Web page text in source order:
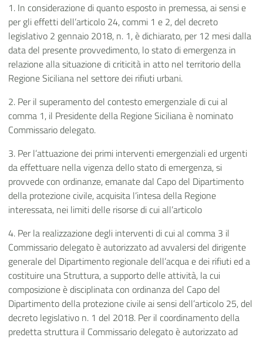
1. In considerazione di quanto esposto in premessa, ai sensi e
per gli effetti dell’articolo 24, commi 1 e 2, del decreto
legislativo 2 gennaio 2018, n. 1, è dichiarato, per 12 mesi dalla
data del presente provvedimento, lo stato di emergenza in
relazione alla situazione di criticità in atto nel territorio della
Regione Siciliana nel settore dei rifiuti urbani.
2. Per il superamento del contesto emergenziale di cui al
comma 1, il Presidente della Regione Siciliana è nominato
Commissario delegato.
3. Per l’attuazione dei primi interventi emergenziali ed urgenti
da effettuare nella vigenza dello stato di emergenza, si
provvede con ordinanze, emanate dal Capo del Dipartimento
della protezione civile, acquisita l’intesa della Regione
interessata, nei limiti delle risorse di cui all’articolo
4. Per la realizzazione degli interventi di cui al comma 3 il
Commissario delegato è autorizzato ad avvalersi del dirigente
generale del Dipartimento regionale dell’acqua e dei rifiuti ed a
costituire una Struttura, a supporto delle attività, la cui
composizione è disciplinata con ordinanza del Capo del
Dipartimento della protezione civile ai sensi dell’articolo 25, del
decreto legislativo n. 1 del 2018. Per il coordinamento della
predetta struttura il Commissario delegato è autorizzato ad